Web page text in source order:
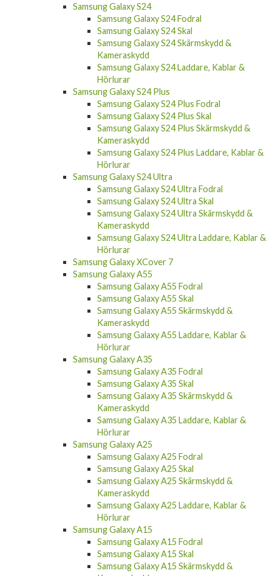
Samsung Galaxy S24
Samsung Galaxy S24 Fodral
Samsung Galaxy S24 Skal
Samsung Galaxy S24 Skärmskydd &
Kameraskydd
Samsung Galaxy S24 Laddare, Kablar &
Hörlurar
Samsung Galaxy S24 Plus
Samsung Galaxy S24 Plus Fodral
Samsung Galaxy S24 Plus Skal
Samsung Galaxy S24 Plus Skärmskydd &
Kameraskydd
Samsung Galaxy S24 Plus Laddare, Kablar &
Hörlurar
Samsung Galaxy S24 Ultra
Samsung Galaxy S24 Ultra Fodral
Samsung Galaxy S24 Ultra Skal
Samsung Galaxy S24 Ultra Skärmskydd &
Kameraskydd
Samsung Galaxy S24 Ultra Laddare, Kablar &
Hörlurar
Samsung Galaxy XCover 7
Samsung Galaxy A55
Samsung Galaxy A55 Fodral
Samsung Galaxy A55 Skal
Samsung Galaxy A55 Skärmskydd &
Kameraskydd
Samsung Galaxy A55 Laddare, Kablar &
Hörlurar
Samsung Galaxy A35
Samsung Galaxy A35 Fodral
Samsung Galaxy A35 Skal
Samsung Galaxy A35 Skärmskydd &
Kameraskydd
Samsung Galaxy A35 Laddare, Kablar &
Hörlurar
Samsung Galaxy A25
Samsung Galaxy A25 Fodral
Samsung Galaxy A25 Skal
Samsung Galaxy A25 Skärmskydd &
Kameraskydd
Samsung Galaxy A25 Laddare, Kablar &
Hörlurar
Samsung Galaxy A15
Samsung Galaxy A15 Fodral
Samsung Galaxy A15 Skal
Samsung Galaxy A15 Skärmskydd &